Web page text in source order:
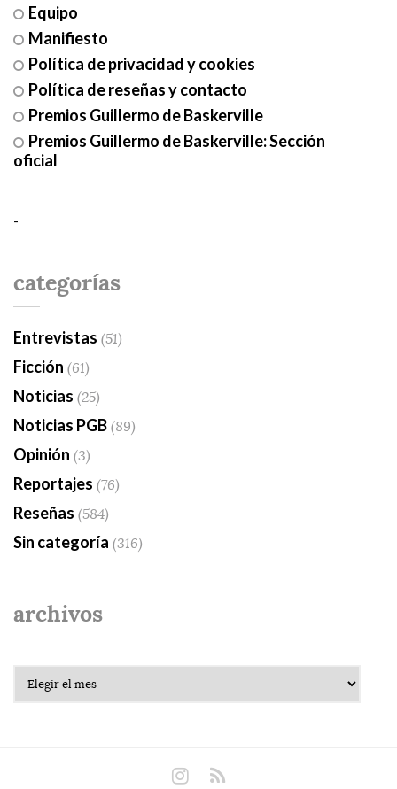
Equipo
Manifiesto
Política de privacidad y cookies
Política de reseñas y contacto
Premios Guillermo de Baskerville
Premios Guillermo de Baskerville: Sección
oficial
-
categorías
Entrevistas (51)
Ficción (61)
Noticias (25)
Noticias PGB(89)
Opinión (3)
Reportajes (76)
Reseñas (584)
Sin categoría (316)
archivos